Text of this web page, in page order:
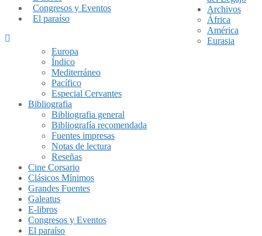
Congresos y Eventos
El paraíso
Archivos
África
América
Eurasia
Europa
Índico
Mediterráneo
Pacífico
Especial Cervantes
Bibliografia
Bibliografia general
Bibliografía recomendada
Fuentes impresas
Notas de lectura
Reseñas
Cine Corsario
Clásicos Mínimos
Grandes Fuentes
Galeatus
E-libros
Congresos y Eventos
El paraíso